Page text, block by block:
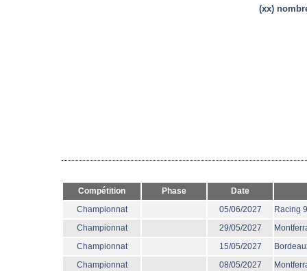
(xx)
Compétition Phase
Date
Championnat
05/06/2027
Racing
Championnat
29/05/2027
Championnat
15/05/2027
Championnat
08/05/2027